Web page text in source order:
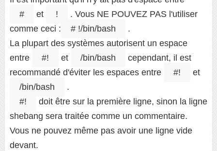
#
et !
. Vous NE POUVEZ PAS l'utiliser
comme ceci :
# !/bin/bash
.
La plupart des systèmes autorisent un espace
entre
#! et /bin/bash
cependant, il est
recommandé d'éviter les espaces entre
#!
et
/bin/bash
.
#!
doit être sur la première ligne, sinon la ligne
shebang sera traitée comme un commentaire.
Vous ne pouvez même pas avoir une ligne vide
devant.